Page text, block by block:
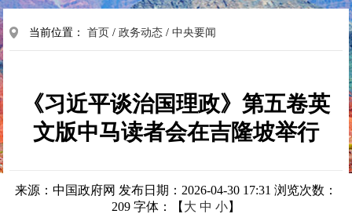
当前位置：首页 /政务动态 /中央要闻
《习近平谈治国理政》第五卷英
文版中马读者会在吉隆坡举行
来源：中国政府网 发布日期：2026-04-30 17:31 浏览次数：
209 字体：【 大 中 小】